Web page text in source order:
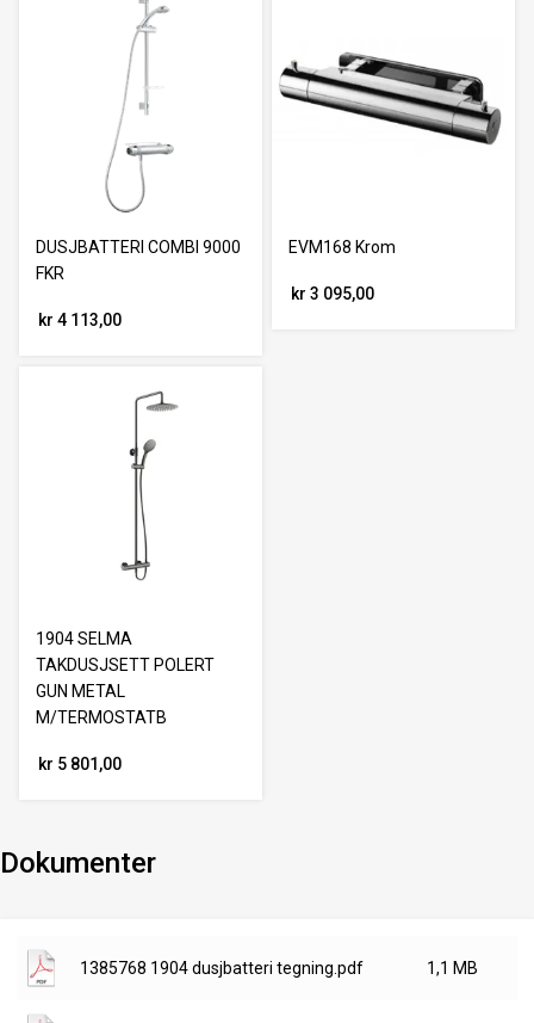
DUSJBATTERI COMBI 9000
FKR
kr 4 113,00
EVM168 Krom
kr 3 095,00
1904 SELMA
TAKDUSJSETT POLERT
GUN METAL
M/TERMOSTATB
kr 5 801,00
Dokumenter
1385768 1904 dusjbatteri tegning.pdf 1,1 MB